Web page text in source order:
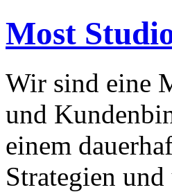
Most
Wir sind eine
und
einem
Strategien